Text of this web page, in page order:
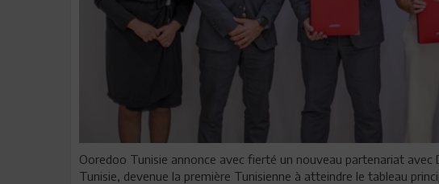
Ooredoo Tunisie annonce avec fierté un nouveau partenariat avec
Tunisie, devenue la première Tunisienne à atteindre le tableau